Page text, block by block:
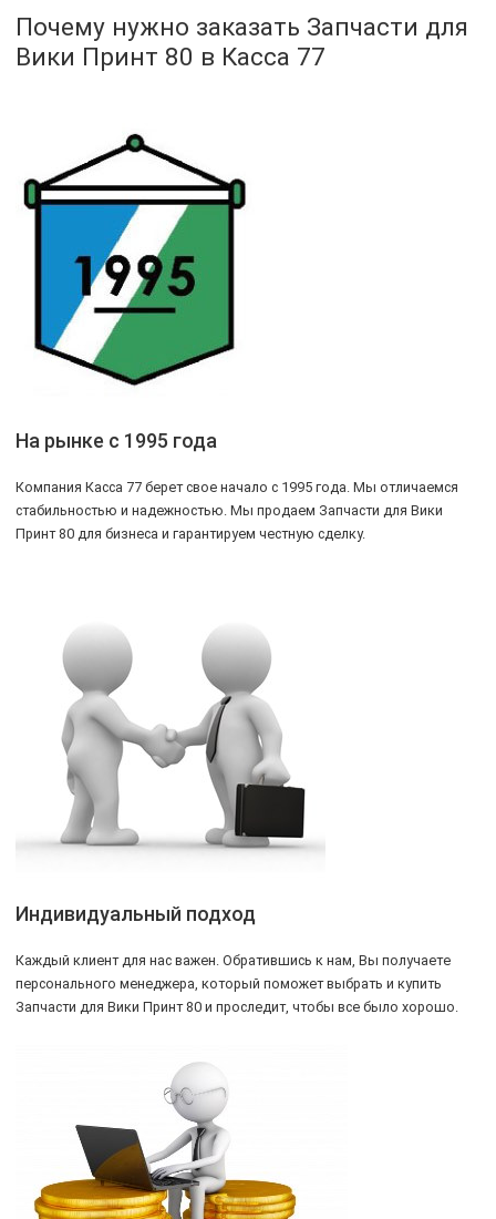
Почему нужно заказать Запчасти для
Вики Принт 80 в Касса 77
На рынке с 1995 года
Компания Касса 77 берет свое начало с 1995 года. Мы отличаемся
стабильностью и надежностью. Мы продаем Запчасти для Вики
Принт 80 для бизнеса и гарантируем честную сделку.
Индивидуальный подход
Каждый клиент для нас важен. Обратившись к нам, Вы получаете
персонального менеджера, который поможет выбрать и купить
Запчасти для Вики Принт 80 и проследит, чтобы все было хорошо.